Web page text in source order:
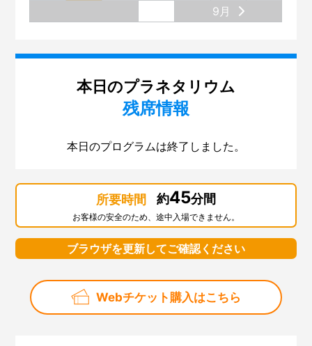
第134回 プラネタリウム。リニューアルの舞台裏
第132回 大阪市立科学館と大阪大学
第131回 展示場リニューアル準備 ～気象コーナー～
第130回「はやぶさ２」
OSAKA」
ン」
第127回「スーパー磁石で大実験」
第126回「科学デモンストレーター10周年」
第125回「火星大接近」
第124回 サイエンスショー「ふわふわ、きらきら！シ
ャボン玉サイエンス」
9月
本日のプラネタリウム
残席情報
本日のプログラムは終了しました。
所要時間 約45分間
お客様の安全のため、途中入場できません。
ブラウザを更新してご確認ください
Webチケット購入はこちら